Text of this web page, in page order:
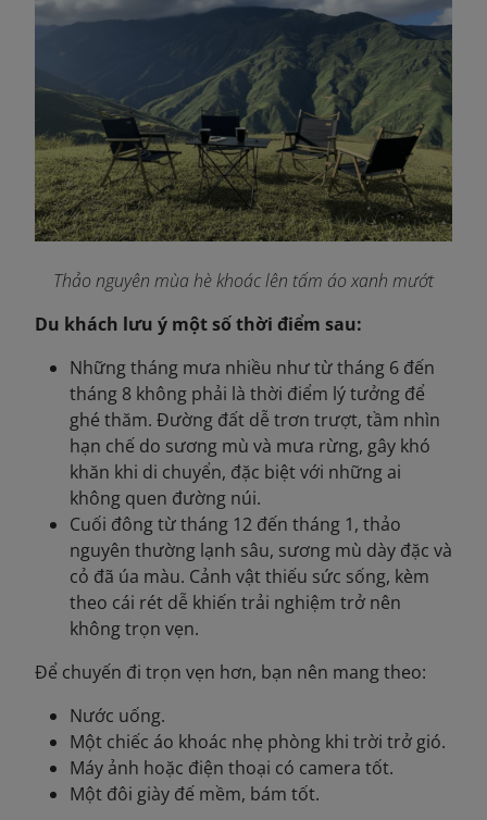
Thảo nguyên mùa hè khoác lên tấm áo xanh mướt
Du khách lưu ý một số thời điểm sau:
Những tháng mưa nhiều như từ tháng 6 đến
tháng 8 không phải là thời điểm lý tưởng để
ghé thăm. Đường đất dễ trơn trượt, tầm nhìn
hạn chế do sương mù và mưa rừng, gây khó
khăn khi di chuyển, đặc biệt với những ai
không quen đường núi.
Cuối đông từ tháng 12 đến tháng 1, thảo
nguyên thường lạnh sâu, sương mù dày đặc và
cỏ đã úa màu. Cảnh vật thiếu sức sống, kèm
theo cái rét dễ khiến trải nghiệm trở nên
không trọn vẹn.
Để chuyến đi trọn vẹn hơn, bạn nên mang theo:
Nước uống.
Một chiếc áo khoác nhẹ phòng khi trời trở gió.
Máy ảnh hoặc điện thoại có camera tốt.
Một đôi giày đế mềm, bám tốt.